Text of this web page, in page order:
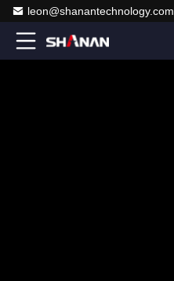
leon@shanantechnology.com